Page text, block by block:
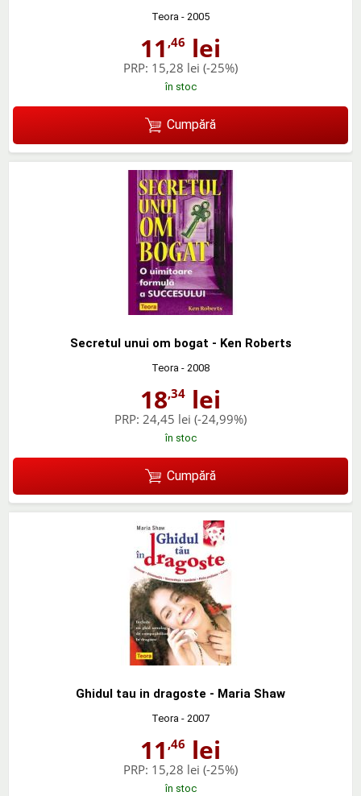
Teora - 2005
11 ,46 lei
PRP: 15,28 lei (-25%)
în stoc
Cumpără
Secretul unui om bogat - Ken Roberts
Teora - 2008
18,34 lei
PRP: 24,45 lei (-24,99%)
în stoc
Cumpără
Ghidul tau in dragoste - Maria Shaw
Teora - 2007
11 ,46 lei
PRP: 15,28 lei (-25%)
în stoc